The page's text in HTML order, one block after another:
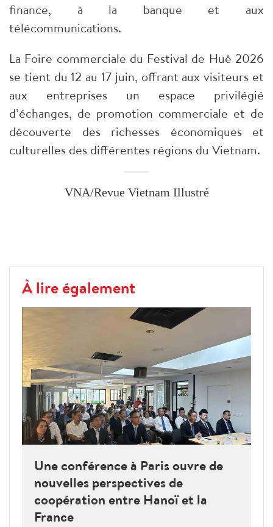
finance, à la banque et aux
télécommunications.
La Foire commerciale du Festival de Huê 2026
se tient du 12 au 17 juin, offrant aux visiteurs et
aux entreprises un espace privilégié
d’échanges, de promotion commerciale et de
découverte des richesses économiques et
culturelles des différentes régions du Vietnam.
VNA/Revue Vietnam Illustré
À lire également
Une conférence à Paris ouvre de
nouvelles perspectives de
coopération entre Hanoï et la
France